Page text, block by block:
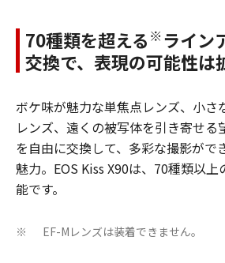
70種類を超える ※ライン
交換で、表現の可能性は
ボケ味が魅力な単焦点レンズ、小さ
レンズ、遠くの被写体を引き寄せる
を自由に交換して、多彩な撮影がで
魅力。EOS Kiss X90は、70種類以
能です。
※ EF-Mレンズは装着できません。